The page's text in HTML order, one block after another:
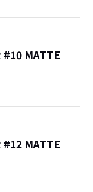
MATTE
MATTE